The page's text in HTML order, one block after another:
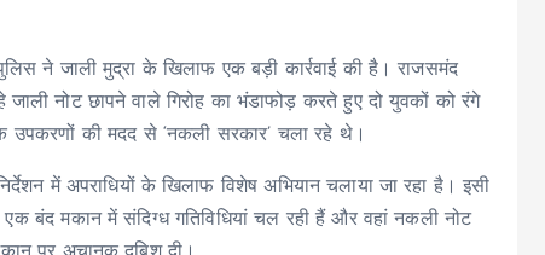
ने जाली मुद्रा के खिलाफ एक बड़ी कार्रवाई की है। राजसमंद
नोट छापने वाले गिरोह का भंडाफोड़ करते हुए दो युवकों को रंगे
उपकरणों की मदद से ‘नकली सरकार’ चला रहे थे।
में अपराधियों के खिलाफ विशेष अभियान चलाया जा रहा है। इसी
बंद मकान में संदिग्ध गतिविधियां चल रही हैं और वहां नकली नोट